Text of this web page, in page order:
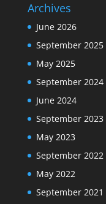
Archives
June 2026
September 2025
May 2025
September 2024
June 2024
September 2023
May 2023
September 2022
May 2022
September 2021